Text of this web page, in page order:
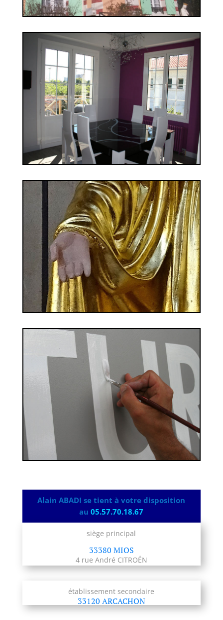
Alain ABADI se tient à votre disposition
au05.57.70.18.67
siège principal
33380 MIOS
4 rue André CITROËN
établissement secondaire
33120 ARCACHON